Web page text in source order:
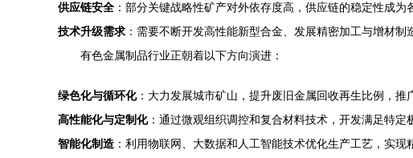
供应链安全 ：部分关键战略性矿产对外依存度高，供应链的稳定性成为
技术升级需求 ：需要不断开发高性能新型合金、发展精密加工与增材制
有色金属制品行业正朝着以下方向演进：
绿色化与循环化：大力发展城市矿山，提升废旧金属回收再生比例，推
高性能化与定制化：通过微观组织调控和复合材料技术，开发满足特定
智能化制造 ：利用物联网、大数据和人工智能技术优化生产工艺，实现